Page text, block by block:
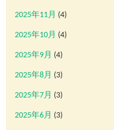
2025年11月 (4)
2025年10月 (4)
2025年9月 (4)
2025年8月 (3)
2025年7月 (3)
2025年6月 (3)